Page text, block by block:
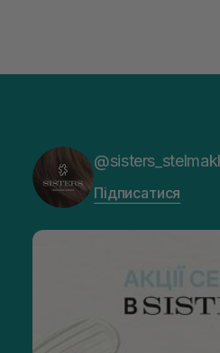
Підписатися